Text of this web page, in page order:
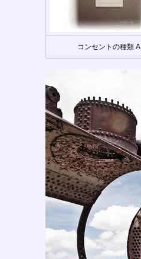
コンセントの種類 A